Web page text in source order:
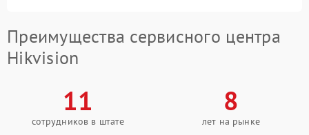
Преимущества сервисного центра
Hikvision
11
сотрудников в штате
8
лет на рынке